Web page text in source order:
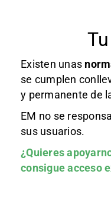
Existen unas
se cumplen
y permanente de
EM no se
sus usuarios.
¿Quieres
consigue acceso